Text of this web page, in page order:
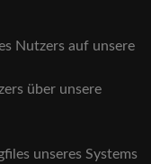
Nutzers auf unsere
über unsere
unseres Systems